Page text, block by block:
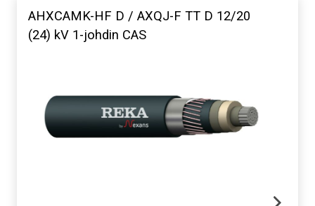
AHXCAMK-HF D / AXQJ-F TT D 12/20
(24) kV 1-johdin CAS